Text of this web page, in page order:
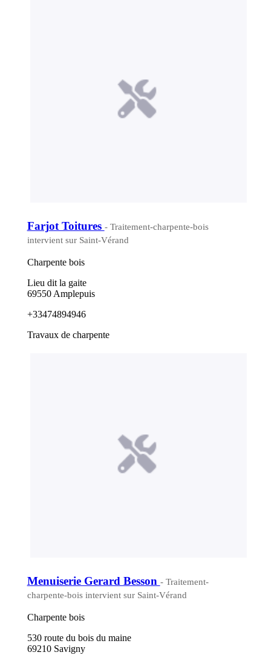
Farjot Toitures - Traitement-charpente-bois
intervient sur Saint-Vérand
Charpente bois
Lieu dit la gaite
69550 Amplepuis
+33474894946
Travaux de charpente
Menuiserie Gerard Besson - Traitement-
charpente-bois intervient sur Saint-Vérand
Charpente bois
530 route du bois du maine
69210 Savigny